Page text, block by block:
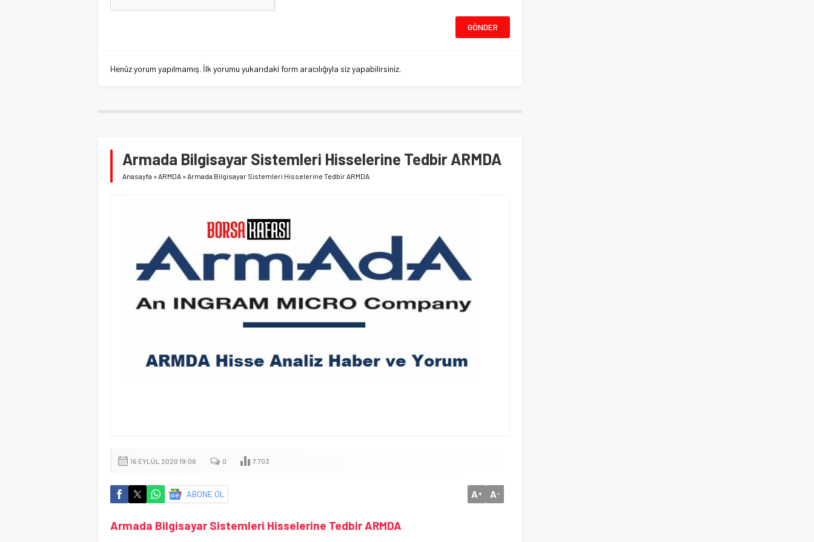
Henüz yorum yapılmamış. İlk yorumu yukarıdaki form aracılığıyla siz yapabilirsiniz.
Armada Bilgisayar Sistemleri Hisselerine Tedbir ARMDA
Anasayfa » ARMDA » Armada Bilgisayar Sistemleri Hisselerine Tedbir ARMDA
16 EYLÜL 2020 19:06 0 7.703
ABONE OL A+ A-
Armada Bilgisayar Sistemleri Hisselerine Tedbir ARMDA